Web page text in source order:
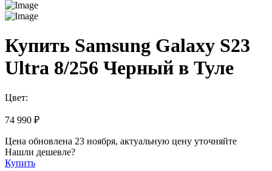
Купить Samsung Galaxy S23
Ultra 8/256 Черный в Туле
Цвет:
74 990 ₽
Цена обновлена 23 ноября, актуальную цену уточняйте
Нашли дешевле?
Купить